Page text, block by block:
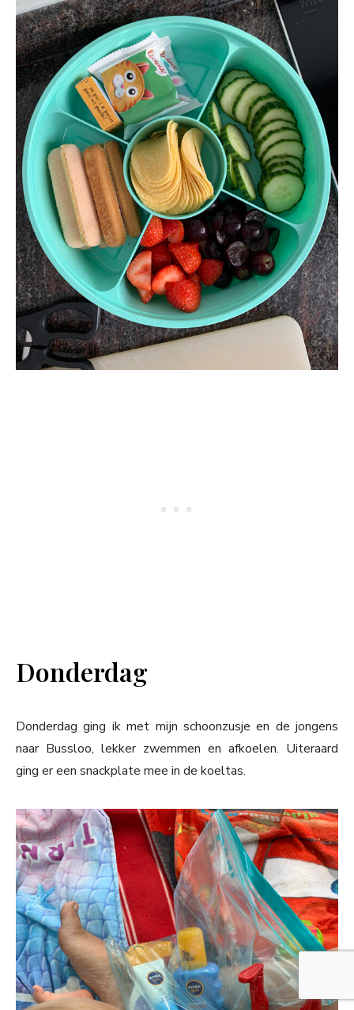
Donderdag
Donderdag ging ik met mijn schoonzusje en de jongens
naar Bussloo, lekker zwemmen en afkoelen. Uiteraard
ging er een snackplate mee in de koeltas.